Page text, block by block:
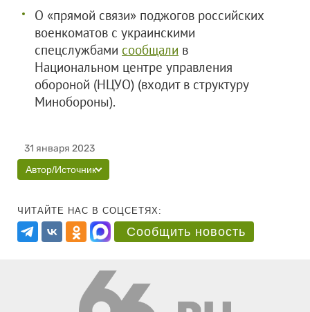
О «прямой связи» поджогов российских
военкоматов с украинскими
спецслужбами сообщали в
Национальном центре управления
обороной (НЦУО) (входит в структуру
Минобороны).
31 января 2023
Автор/Источник
ЧИТАЙТЕ НАС В СОЦСЕТЯХ:
Сообщить новость